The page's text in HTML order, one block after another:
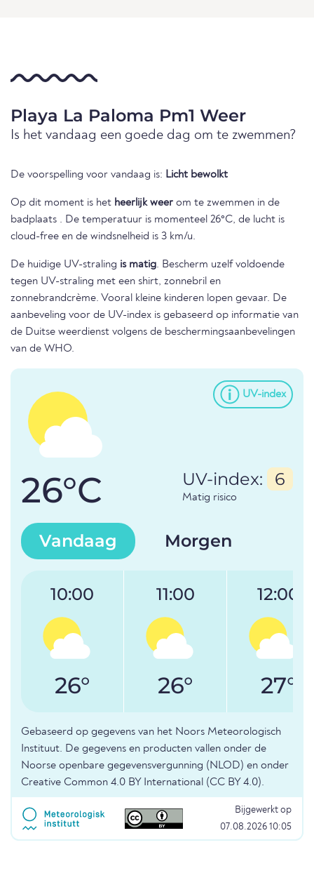
Playa La Paloma Pm1 Weer
Is het vandaag een goede dag om te zwemmen?
De voorspelling voor vandaag is: Licht bewolkt
Op dit moment is het heerlijk weer om te zwemmen in de
badplaats . De temperatuur is momenteel 26°C, de lucht is
cloud-free en de windsnelheid is 3 km/u.
De huidige UV-straling is matig. Bescherm uzelf voldoende
tegen UV-straling met een shirt, zonnebril en
zonnebrandcrème. Vooral kleine kinderen lopen gevaar. De
aanbeveling voor de UV-index is gebaseerd op informatie van
de Duitse weerdienst volgens de beschermingsaanbevelingen
van de WHO.
UV-index
26°C UV-index: 6
Matig risico
Vandaag Morgen
10:00
26°
11:00
26°
12:00
27°
Gebaseerd op gegevens van het Noors Meteorologisch
Instituut. De gegevens en producten vallen onder de
Noorse openbare gegevensvergunning (NLOD) en onder
Creative Common 4.0 BY International (CC BY 4.0).
Bijgewerkt op
07.08.2026 10:05